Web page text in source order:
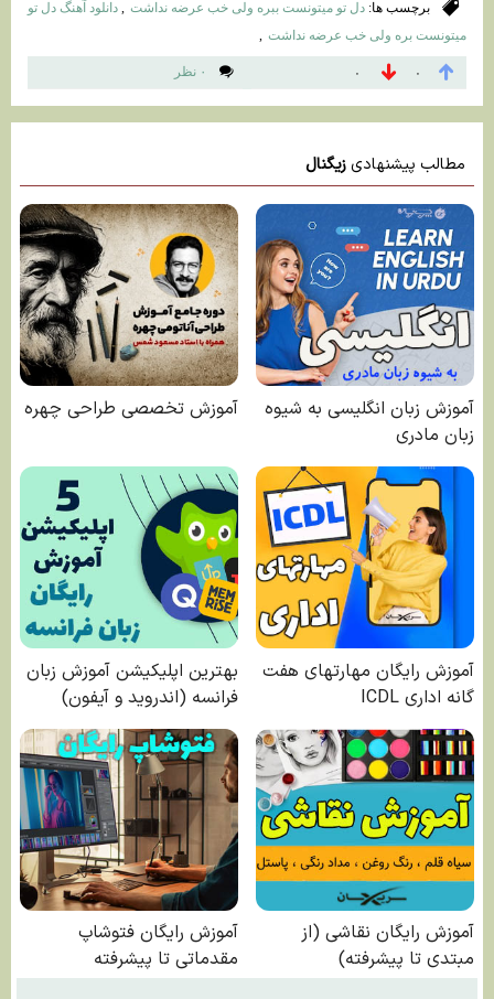
برچسب ها:دل ﺗﻮ ﻣﻴﺘﻮﻧﺴﺖ ﺑﺒﺮه وﻟﻰ ﺧﺐ ﻋﺮﺿﻪ ﻧﺪاﺷﺖ ,دانلود آهنگ دل تو
میتونست بره ولی خب عرضه نداشت ,
۰ نظر